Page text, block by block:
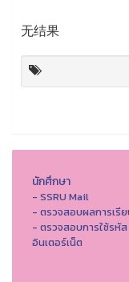
无结果
นักศึกษา
- SSRU Mail
- ตรวจสอบผลการเรี
- ตรวจสอบการใช้รหัส
อินเตอร์เน็ต